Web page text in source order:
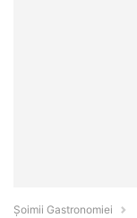
Șoimii Gastronomiei